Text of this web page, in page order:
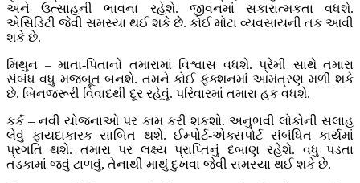
અને ઉત્સાહની ભાવના રહેશે. જીવનમાં સકારાત્મકતા વધશે.
એસિડિટી જેવી સમસ્યા થઈ શકે છે. કોઈ મોટા વ્યવસાયની તક આવી
શકે છે.
મિથુન – માતા-પિતાનો તમારામાં વિશ્વાસ વધશે. પ્રેમી સાથે તમારા
સંબંધ વધુ મજબૂત બનશે. તમને કોઈ ફંક્શનમાં આમંત્રણ મળી શકે
છે. બિનજરૂરી વિવાદથી દૂર રહેવું. પરિવારમાં તમારા હક વધશે.
કર્ક – નવી યોજનાઓ પર કામ કરી શકશો. અનુભવી લોકોની સલાહ
લેવું ફાયદાકારક સાબિત થશે. ઈમ્પોર્ટ-એક્સપોર્ટ સંબંધિત કાર્યમાં
પ્રગતિ થશે. તમારા પર લક્ષ્ય પ્રાપ્તિનું દબાણ રહેશે. વધુ પડતા
તડકામાં જવું ટાળવું, તેનાથી માથું દુખવા જેવી સમસ્યા થઈ શકે છે.